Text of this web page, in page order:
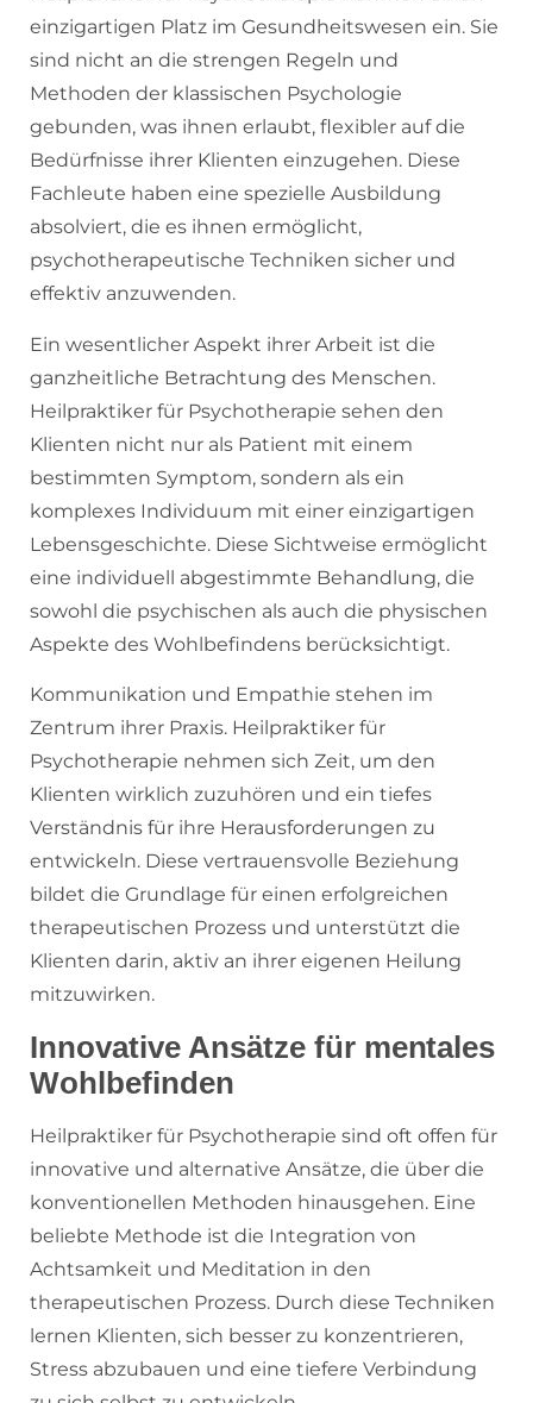
einzigartigen Platz im Gesundheitswesen ein. Sie
sind nicht an die strengen Regeln und
Methoden der klassischen Psychologie
gebunden, was ihnen erlaubt, flexibler auf die
Bedürfnisse ihrer Klienten einzugehen. Diese
Fachleute haben eine spezielle Ausbildung
absolviert, die es ihnen ermöglicht,
psychotherapeutische Techniken sicher und
effektiv anzuwenden.
Ein wesentlicher Aspekt ihrer Arbeit ist die
ganzheitliche Betrachtung des Menschen.
Heilpraktiker für Psychotherapie sehen den
Klienten nicht nur als Patient mit einem
bestimmten Symptom, sondern als ein
komplexes Individuum mit einer einzigartigen
Lebensgeschichte. Diese Sichtweise ermöglicht
eine individuell abgestimmte Behandlung, die
sowohl die psychischen als auch die physischen
Aspekte des Wohlbefindens berücksichtigt.
Kommunikation und Empathie stehen im
Zentrum ihrer Praxis. Heilpraktiker für
Psychotherapie nehmen sich Zeit, um den
Klienten wirklich zuzuhören und ein tiefes
Verständnis für ihre Herausforderungen zu
entwickeln. Diese vertrauensvolle Beziehung
bildet die Grundlage für einen erfolgreichen
therapeutischen Prozess und unterstützt die
Klienten darin, aktiv an ihrer eigenen Heilung
mitzuwirken.
Innovative Ansätze für mentales
Wohlbefinden
Heilpraktiker für Psychotherapie sind oft offen für
innovative und alternative Ansätze, die über die
konventionellen Methoden hinausgehen. Eine
beliebte Methode ist die Integration von
Achtsamkeit und Meditation in den
therapeutischen Prozess. Durch diese Techniken
lernen Klienten, sich besser zu konzentrieren,
Stress abzubauen und eine tiefere Verbindung